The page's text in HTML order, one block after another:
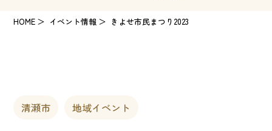
HOME イベント情報 きよせ市民まつり2023
清瀬市 地域イベント